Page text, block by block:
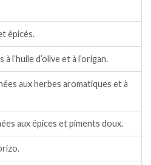
épicés.
l’huile d’olive et à l’origan.
aux herbes aromatiques et à
aux épices et piments doux.